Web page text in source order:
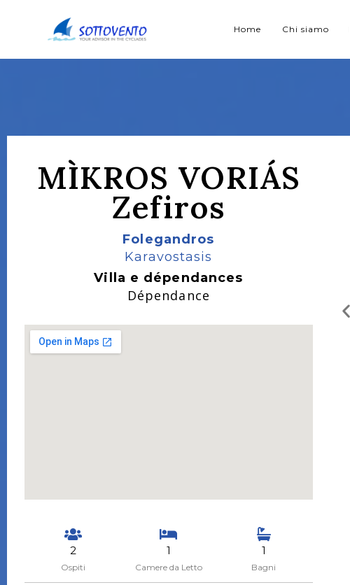
Home Chi siamo
MÌKROS VORIÁS
Zefiros
Folegandros
Karavostasis
Villa e dépendances
Dépendance
2
Ospiti
1
Camere da Letto
1
Bagni